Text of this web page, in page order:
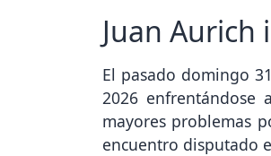
Juan Aurich
El pasado domingo
2026 enfrentándose
mayores problemas
encuentro disputado